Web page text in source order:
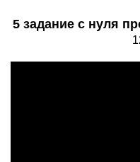
5 задание с нуля